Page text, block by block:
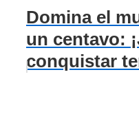
Domina el
un centavo:
conquistar